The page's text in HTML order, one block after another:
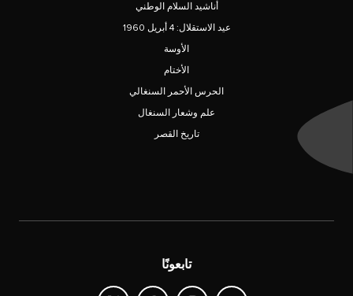
أناشيد السلام الوطني
عيد الاستقلال: 4 أبريل 1960
الأوسة
الأختام
الحرس الأحمر السنغالي
علم وشعار السنغال
تاريخ القصر
تابعونًا